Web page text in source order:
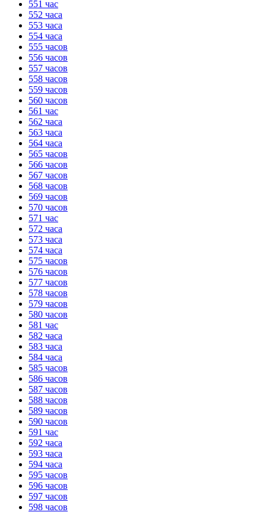
551 час
552 часа
553 часа
554 часа
555 часов
556 часов
557 часов
558 часов
559 часов
560 часов
561 час
562 часа
563 часа
564 часа
565 часов
566 часов
567 часов
568 часов
569 часов
570 часов
571 час
572 часа
573 часа
574 часа
575 часов
576 часов
577 часов
578 часов
579 часов
580 часов
581 час
582 часа
583 часа
584 часа
585 часов
586 часов
587 часов
588 часов
589 часов
590 часов
591 час
592 часа
593 часа
594 часа
595 часов
596 часов
597 часов
598 часов